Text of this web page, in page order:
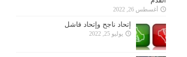
أغسطس 26, 2022
إتحاد ناجح وإتحاد فاشل
يوليو 25, 2022